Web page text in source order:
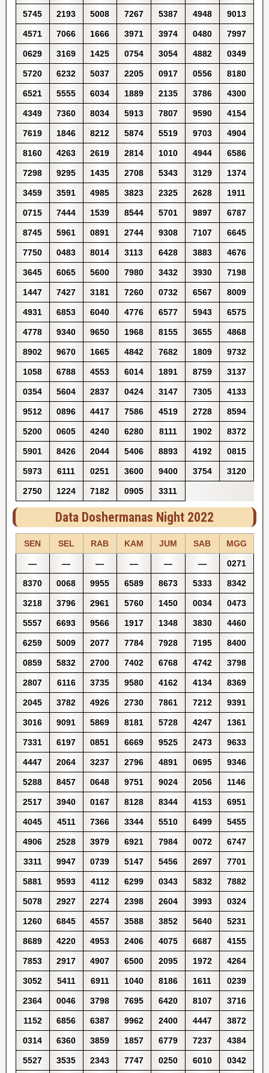
5745 2193 5008 7267 5387 4948 9013
4571 7066 1666 3971 3974 0480 7997
0629 3169 1425 0754 3054 4882 0349
5720 6232 5037 2205 0917 0556 8180
6521 5555 6034 1889 2135 3786 4300
4349 7360 8034 5913 7807 9590 4154
7619 1846 8212 5874 5519 9703 4904
8160 4263 2619 2814 1010 4944 6586
7298 9295 1435 2708 5343 3129 1374
3459 3591 4985 3823 2325 2628 1911
0715 7444 1539 8544 5701 9897 6787
8745 5961 0891 2744 9308 7107 6645
7750 0483 8014 3113 6428 3883 4676
3645 6065 5600 7980 3432 3930 7198
1447 7427 3181 7260 0732 6567 8009
4931 6853 6040 4776 6577 5943 6575
4778 9340 9650 1968 8155 3655 4868
8902 9670 1665 4842 7682 1809 9732
1058 6788 4553 6014 1891 8759 3137
0354 5604 2837 0424 3147 7305 4133
9512 0896 4417 7586 4519 2728 8594
5200 0605 4240 6280 8111 1902 8372
5901 8426 2044 5406 8893 4192 0815
5973 6111 0251 3600 9400 3754 3120
2750 1224 7182 0905 3311
Data Doshermanas Night 2022
SEN SEL RAB KAM JUM SAB MGG
— — — — — — 0271
8370 0068 9955 6589 8673 5333 8342
3218 3796 2961 5760 1450 0034 0473
5557 6693 9566 1917 1348 3830 4460
6259 5009 2077 7784 7928 7195 8400
0859 5832 2700 7402 6768 4742 3798
2807 6116 3735 9580 4162 4134 8369
2045 3782 4926 2730 7861 7212 9391
3016 9091 5869 8181 5728 4247 1361
7331 6197 0851 6669 9525 2473 9633
4447 2064 3237 2796 4891 0695 9346
5288 8457 0648 9751 9024 2056 1146
2517 3940 0167 8128 8344 4153 6951
4045 4511 7366 3344 5510 6499 5455
4906 2528 3979 6921 7984 0072 6747
3311 9947 0739 5147 5456 2697 7701
5881 9593 4112 6299 0343 5832 7882
5078 2927 2274 2398 2604 3993 0324
1260 6845 4557 3588 3852 5640 5231
8689 4220 4953 2406 4075 6687 4155
7853 2917 4907 6500 2095 1972 4264
3052 5411 6911 1040 8186 1611 0239
2364 0046 3798 7695 6420 8107 3716
1152 6856 6387 9962 2400 4447 3872
0314 6360 3859 1857 6779 7237 4384
5527 3535 2343 7747 0250 6010 0342